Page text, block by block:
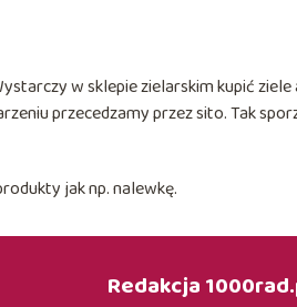
w sklepie zielarskim kupić
przecedzamy przez sito. Tak
jak np. nalewkę.
Redakcja